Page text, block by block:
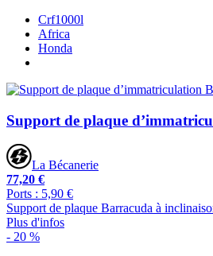
Crf1000l
Africa
Honda
Support de plaque
La Bécanerie
77,20 €
Ports : 5,90 €
Support de plaque Barracuda à
Plus d'infos
- 20 %